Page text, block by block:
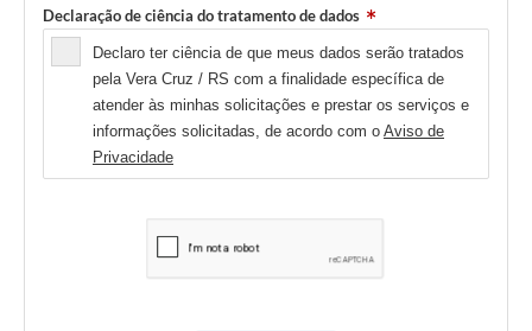
Declaração de ciência do tratamento de dados
Declaro ter ciência de que meus dados serão tratados
pela Vera Cruz / RS com a finalidade específica de
atender às minhas solicitações e prestar os serviços e
informações solicitadas, de acordo com o Aviso de
Privacidade